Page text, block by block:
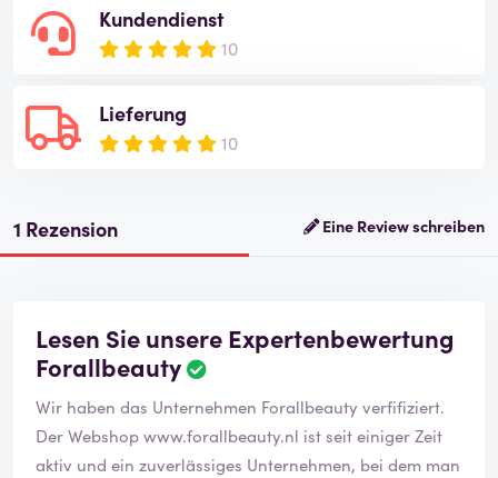
Kundendienst
10
Lieferung
10
1 Rezension Eine Review schreiben
Lesen Sie unsere Expertenbewertung
Forallbeauty
Wir haben das Unternehmen Forallbeauty verfifiziert.
Der Webshopwww.forallbeauty.nl ist seit einiger Zeit
aktiv und ein zuverlässiges Unternehmen, bei dem man